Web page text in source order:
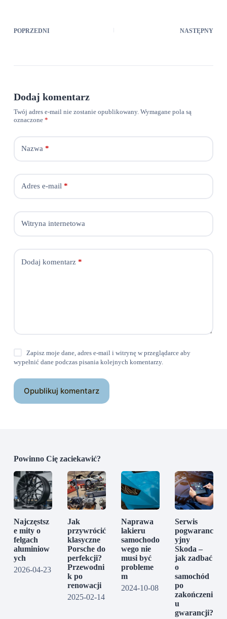
POPRZEDNI NASTĘPNY
Dodaj komentarz
Twój adres e-mail nie zostanie opublikowany. Wymagane pola są
oznaczone *
Nazwa*
Adres e-mail*
Witryna internetowa
Dodaj komentarz*
Zapisz moje dane, adres e-mail i witrynę w przeglądarce aby
wypełnić dane podczas pisania kolejnych komentarzy.
Opublikuj komentarz
Powinno Cię zaciekawić?
Najczęstsz
e mity o
felgach
aluminiow
ych
2026-04-23
Jak
przywrócić
klasyczne
Porsche do
perfekcji?
Przewodni
k po
renowacji
2025-02-14
Naprawa
lakieru
samochodo
wego nie
musi być
probleme
m
2024-10-08
Serwis
pogwaranc
yjny
Skoda –
jak zadbać
o
samochód
po
zakończeni
u
gwarancji?